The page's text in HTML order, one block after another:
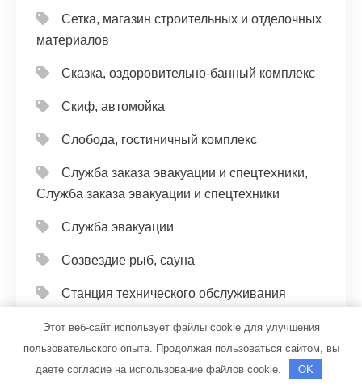
Сетка, магазин строительных и отделочных
материалов
Сказка, оздоровительно-банный комплекс
Скиф, автомойка
Слобода, гостиничный комплекс
Служба заказа эвакуации и спецтехники,
Служба заказа эвакуации и спецтехники
Служба эвакуации
Созвездие рыб, сауна
Станция технического обслуживания
Старт финиш
Этот веб-сайт использует файлы cookie для улучшения
пользовательского опыта. Продолжая пользоваться сайтом, вы
даете согласие на использование файлов cookie.
OK